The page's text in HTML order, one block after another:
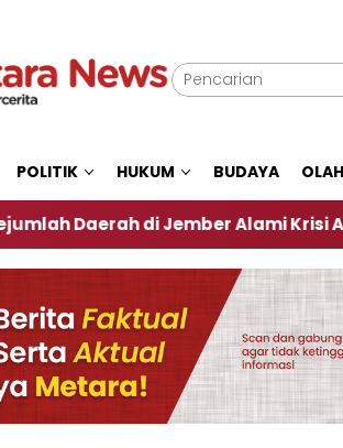
POLITIK HUKUM BUDAYA
di Jember Alami Krisi Air